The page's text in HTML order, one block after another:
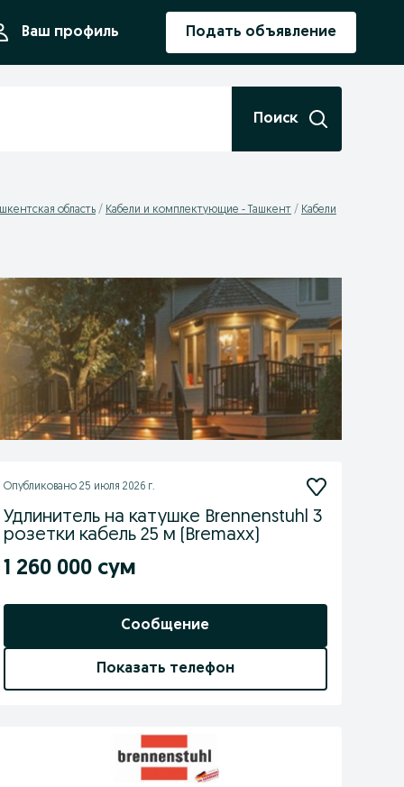
Ваш профиль Подать объявление
Поиск
область Кабели и комплектующие - Ташкент
Кабели
Опубликовано 25 июля 2026 г.
Удлинитель на катушке Brennenstuhl 3
розетки кабель 25 м (Bremaxx)
1 260 000 сум
Сообщение
Показать телефон